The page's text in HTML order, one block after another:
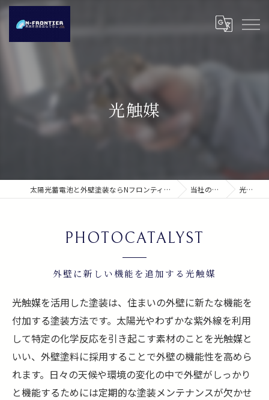
光触媒
太陽光蓄電池と外壁塗装ならNフロンティア株式会社 当社の特徴 光触媒
外壁に新しい機能を追加する光触媒
PHOTOCATALYST
光触媒を活用した塗装は、住まいの外壁に新たな機能を
付加する塗装方法です。太陽光やわずかな紫外線を利用
して特定の化学反応を引き起こす素材のことを光触媒と
いい、外壁塗料に採用することで外壁の機能性を高めら
れます。日々の天候や環境の変化の中で外壁がしっかり
と機能するためには定期的な塗装メンテナンスが欠かせ